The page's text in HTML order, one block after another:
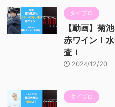
タイプロ
【動画】菊
赤ワイン！
査！
2024/12/20
タイプロ